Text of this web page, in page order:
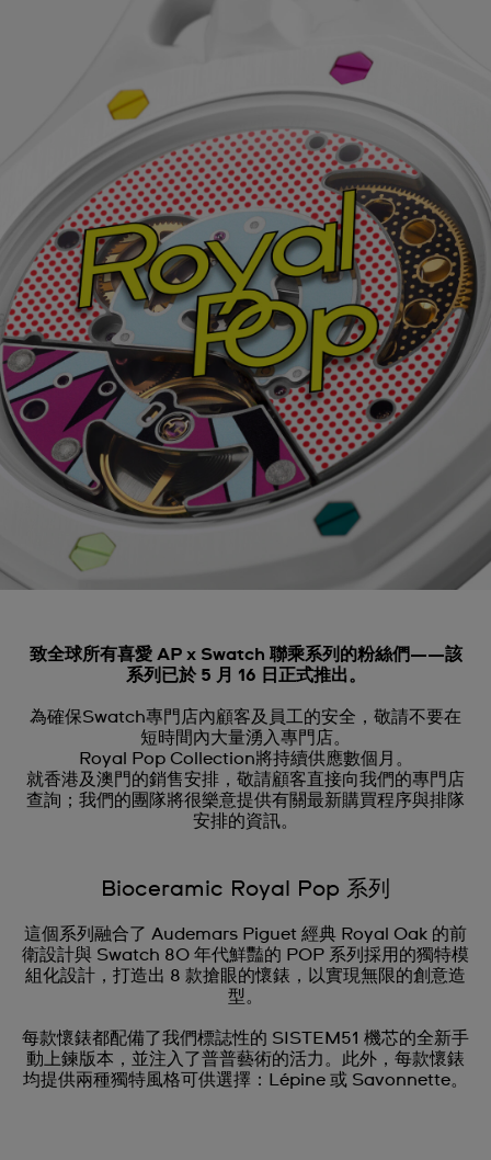
致全球所有喜愛 AP x Swatch 聯乘系列的粉絲們——該
系列已於 5 月 16 日正式推出。
為確保Swatch專門店內顧客及員工的安全，敬請不要在
短時間內大量湧入專門店。
Royal Pop Collection將持續供應數個月。
就香港及澳門的銷售安排，敬請顧客直接向我們的專門店
查詢；我們的團隊將很樂意提供有關最新購買程序與排隊
安排的資訊。
Bioceramic Royal Pop 系列
這個系列融合了 Audemars Piguet 經典 Royal Oak 的前
衛設計與 Swatch 80 年代鮮豔的 POP 系列採用的獨特模
組化設計，打造出 8 款搶眼的懷錶，以實現無限的創意造
型。
每款懷錶都配備了我們標誌性的 SISTEM51 機芯的全新手
動上鍊版本，並注入了普普藝術的活力。此外，每款懷錶
均提供兩種獨特風格可供選擇：Lépine 或 Savonnette。